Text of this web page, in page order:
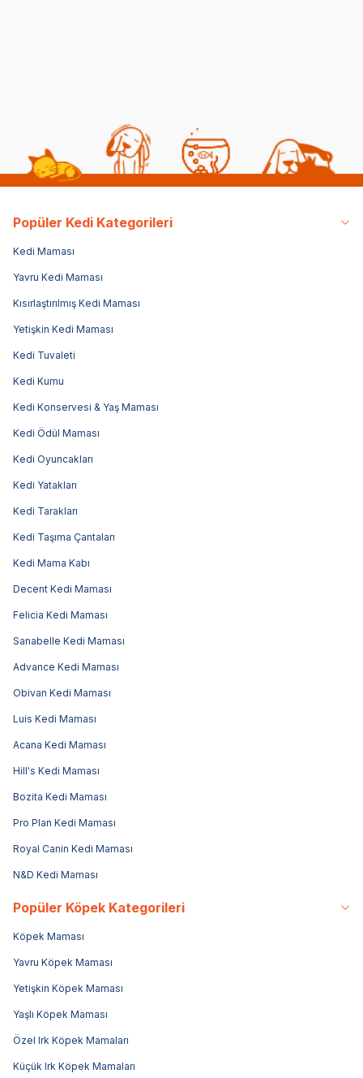
Popüler Kedi Kategorileri
Kedi Maması
Yavru Kedi Maması
Kısırlaştırılmış Kedi Maması
Yetişkin Kedi Maması
Kedi Tuvaleti
Kedi Kumu
Kedi Konservesi & Yaş Maması
Kedi Ödül Maması
Kedi Oyuncakları
Kedi Yatakları
Kedi Tarakları
Kedi Taşıma Çantaları
Kedi Mama Kabı
Decent Kedi Maması
Felicia Kedi Maması
Sanabelle Kedi Maması
Advance Kedi Maması
Obivan Kedi Maması
Luis Kedi Maması
Acana Kedi Maması
Hill's Kedi Maması
Bozita Kedi Maması
Pro Plan Kedi Maması
Royal Canin Kedi Maması
N&D Kedi Maması
Popüler Köpek Kategorileri
Köpek Maması
Yavru Köpek Maması
Yetişkin Köpek Maması
Yaşlı Köpek Maması
Özel Irk Köpek Mamaları
Küçük Irk Köpek Mamaları